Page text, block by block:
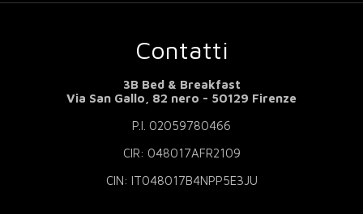
Contatti
3B Bed & Breakfast
Via San Gallo, 82 nero - 50129 Firenze
P.I. 02059780466
CIR: 048017AFR2109
CIN: IT048017B4NPP5E3JU